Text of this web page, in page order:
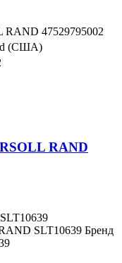
RAND 47529795002
(США)
RAND
SLT10639 Бренд